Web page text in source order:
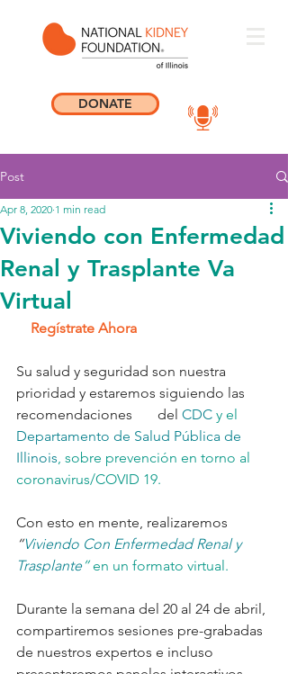
DONATE
Post
Viviendo con Enfermedad
Renal y Trasplante Va
Virtual
Apr 8, 2020 1 min read
Regístrate Ahora
Su salud y seguridad son nuestra
prioridad y estaremos siguiendo las
recomendaciones       del CDC y el
Departamento de Salud Pública de
Illinois, sobre prevención en torno al
coronavirus/COVID 19.
Con esto en mente, realizaremos
“Viviendo Con Enfermedad Renal y
Trasplante” en un formato virtual.
Durante la semana del 20 al 24 de abril,
compartiremos sesiones pre-grabadas
de nuestros expertos e incluso